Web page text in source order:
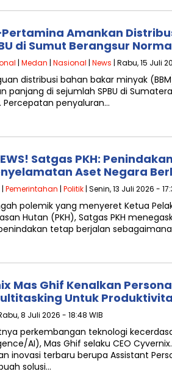
Amankan
di Sumut Berangsur
| Medan | Nasional | News | Rabu, 15 Juli
distribusi bahan bakar minyak
panjang di sejumlah SPBU di
Percepatan penyaluran…
Satgas PKH:
Aset Negara
| Pemerintahan | Politik | Senin, 13 Juli 2026 -
polemik yang menyeret Ketua
Hutan (PKH), Satgas PKH
tetap berjalan
Mas Ghif Kenalkan
Untuk
8 Juli 2026 - 18:48 WIB
perkembangan teknologi
AI), Mas Ghif selaku CEO
inovasi terbaru berupa Assistant
solusi…